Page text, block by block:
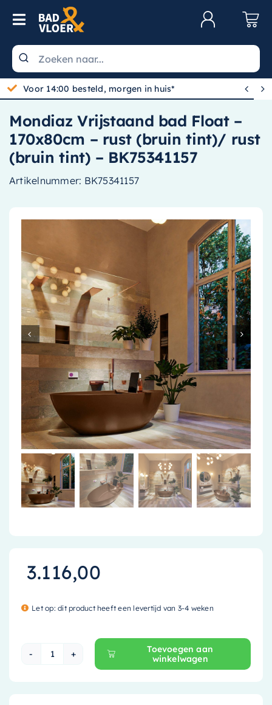
Skip to content
Toggle Navigation
Wastafels
Toiletten
Spiegels
Kranen
Douche
Accessoires
Installatiemateriaal
Klimaatbeheersing
PVC
Tegels
Gratis bezorgd vanaf 100,-
 
Mondiaz Vrijstaand bad Float –
170x80cm – rust (bruin tint)/ rust
(bruin tint) – BK75341157
Artikelnummer: BK75341157
3.116,00
Let op: dit product heeft een levertijd van 3-4 weken
Mondiaz Vrijstaand bad Float - 170x80cm -
Toevoegen aan
winkelwagen